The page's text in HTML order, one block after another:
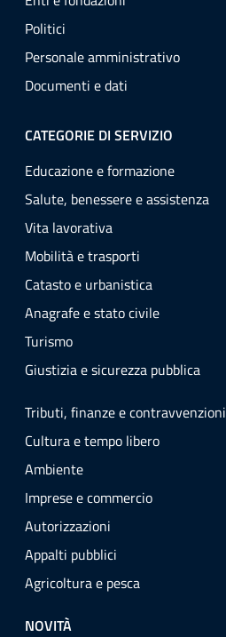
Politici
Personale amministrativo
Documenti e dati
CATEGORIE DI SERVIZIO
Educazione e formazione
Salute, benessere e assistenza
Vita lavorativa
Mobilità e trasporti
Catasto e urbanistica
Anagrafe e stato civile
Turismo
Giustizia e sicurezza pubblica
Tributi, finanze e contravvenzioni
Cultura e tempo libero
Ambiente
Imprese e commercio
Autorizzazioni
Appalti pubblici
Agricoltura e pesca
NOVITÀ